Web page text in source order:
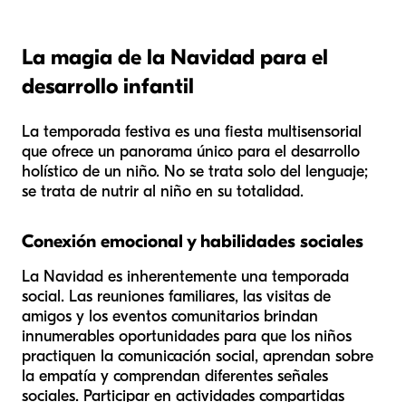
La magia de la Navidad para el
desarrollo infantil
La temporada festiva es una fiesta multisensorial
que ofrece un panorama único para el desarrollo
holístico de un niño. No se trata solo del lenguaje;
se trata de nutrir al niño en su totalidad.
Conexión emocional y habilidades sociales
La Navidad es inherentemente una temporada
social. Las reuniones familiares, las visitas de
amigos y los eventos comunitarios brindan
innumerables oportunidades para que los niños
practiquen la comunicación social, aprendan sobre
la empatía y comprendan diferentes señales
sociales. Participar en actividades compartidas